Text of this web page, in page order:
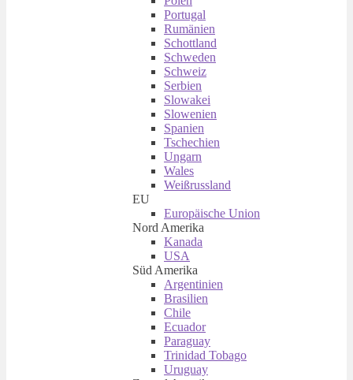
Portugal
Rumänien
Schottland
Schweden
Schweiz
Serbien
Slowakei
Slowenien
Spanien
Tschechien
Ungarn
Wales
Weißrussland
EU
Europäische Union
Nord Amerika
Kanada
USA
Süd Amerika
Argentinien
Brasilien
Chile
Ecuador
Paraguay
Trinidad Tobago
Uruguay